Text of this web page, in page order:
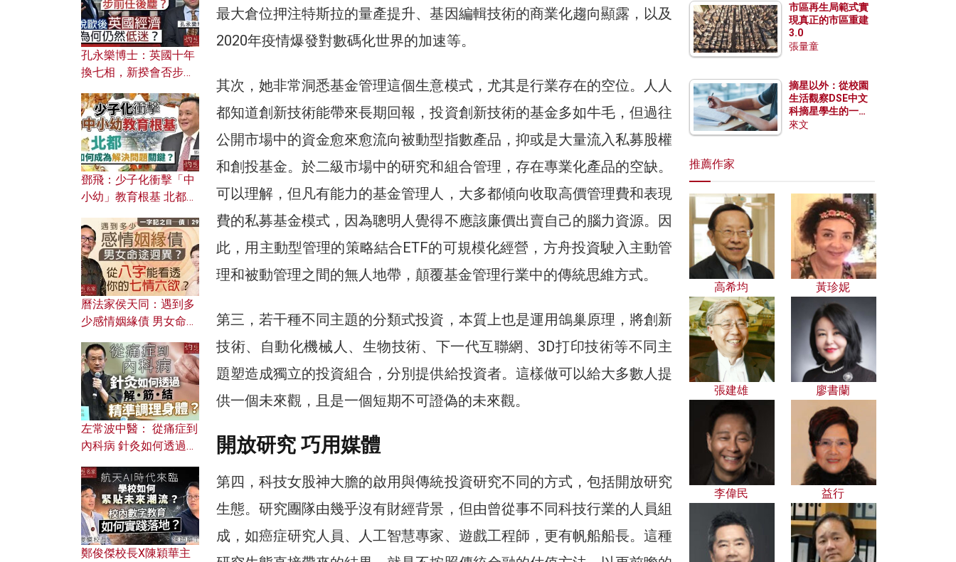
最大倉位押注特斯拉的量產提升、基因編輯技術的商業化趨向顯露，以及
2020年疫情爆發對數碼化世界的加速等。
其次，她非常洞悉基金管理這個生意模式，尤其是行業存在的空位。人人
都知道創新技術能帶來長期回報，投資創新技術的基金多如牛毛，但過往
公開市場中的資金愈來愈流向被動型指數產品，抑或是大量流入私募股權
和創投基金。於二級市場中的研究和組合管理，存在專業化產品的空缺。
可以理解，但凡有能力的基金管理人，大多都傾向收取高價管理費和表現
費的私募基金模式，因為聰明人覺得不應該廉價出賣自己的腦力資源。因
此，用主動型管理的策略結合ETF的可規模化經營，方舟投資駛入主動管
理和被動管理之間的無人地帶，顛覆基金管理行業中的傳統思維方式。
第三，若干種不同主題的分類式投資，本質上也是運用鴿巢原理，將創新
技術、自動化機械人、生物技術、下一代互聯網、3D打印技術等不同主
題塑造成獨立的投資組合，分別提供給投資者。這樣做可以給大多數人提
供一個未來觀，且是一個短期不可證偽的未來觀。
開放研究 巧用媒體
第四，科技女股神大膽的啟用與傳統投資研究不同的方式，包括開放研究
生態。研究團隊由幾乎沒有財經背景，但由曾從事不同科技行業的人員組
成，如癌症研究人員、人工智慧專家、遊戲工程師，更有帆船船長。這種
孔永樂博士：英國十年
換七相，新揆會否步前
濟為何仍然低迷？
鄧飛：少子化衝擊「中
小幼」教育根基 北都如
曆法家侯天同：遇到多
少感情姻緣債 男女命途
的七情六欲？
左常波中醫： 從痛症到
內科病 針灸如何透過解
鄭俊傑校長X陳穎華主
市區再生局範式實
現真正的市區重建
3.0
張量童
摘星以外：從校園
生活觀察DSE中文
科摘星學生的一點
特質
來文
推薦作家
高希均 黃珍妮
張建雄 廖書蘭
李偉民 益行